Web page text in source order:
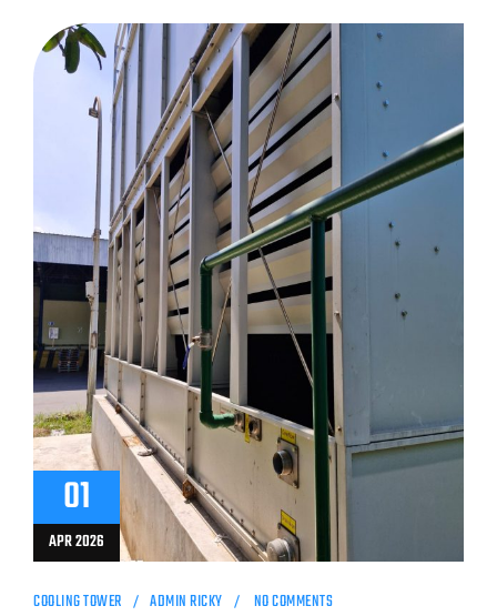
01
APR 2026
COOLING TOWER ADMIN RICKY NO COMMENTS